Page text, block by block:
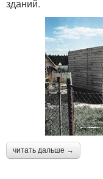
зданий.
читать дальше →